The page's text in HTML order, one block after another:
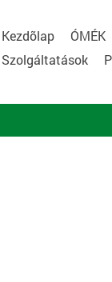
Kezdõlap
ÓMÉK
Szolgáltatások